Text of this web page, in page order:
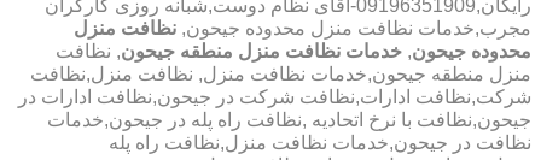
رایگان,09196351909-آقای نظام دوست,شبانه روزی کارگران
مجرب,خدمات نظافت منزل محدوده جیحون, نظافت منزل
محدوده جیحون, خدمات نظافت منزل منطقه جیحون, نظافت
منزل منطقه جیحون,خدمات نظافت منزل, نظافت منزل,نظافت
شرکت,نظافت ادارات,نظافت شرکت در جیحون,نظافت ادارات در
جیحون,نظافت با نرخ اتحادیه ,نظافت راه پله در جیحون,خدمات
نظافت در جیحون,خدمات نظافت منزل,نظافت راه پله